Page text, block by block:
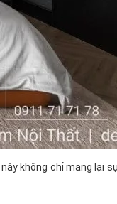
không chỉ mang lại